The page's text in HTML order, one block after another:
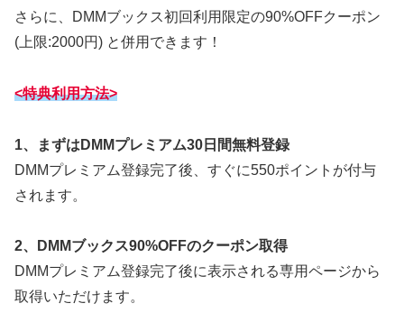
さらに、DMMブックス初回利用限定の90%OFFクーポン
(上限:2000円) と併用できます！
<特典利用方法>
1、まずはDMMプレミアム30日間無料登録
DMMプレミアム登録完了後、すぐに550ポイントが付与
されます。
2、DMMブックス90%OFFのクーポン取得
DMMプレミアム登録完了後に表示される専用ページから
取得いただけます。